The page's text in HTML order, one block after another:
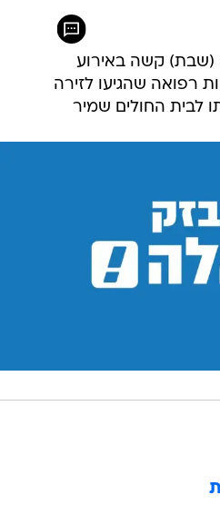
הלילה (שבת) קשה באירוע
רפואה שהגיעו לזירה
לבית החולים שמיר